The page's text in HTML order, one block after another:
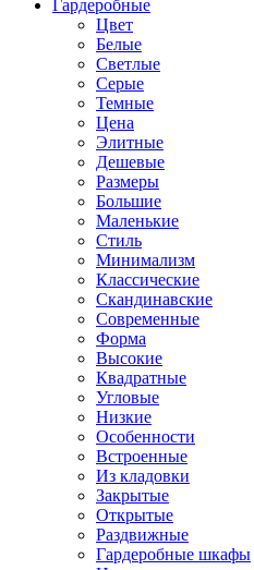
Гардеробные
Цвет
Белые
Светлые
Серые
Темные
Цена
Элитные
Дешевые
Размеры
Большие
Маленькие
Стиль
Минимализм
Классические
Скандинавские
Современные
Форма
Высокие
Квадратные
Угловые
Низкие
Особенности
Встроенные
Из кладовки
Закрытые
Открытые
Раздвижные
Гардеробные шкафы